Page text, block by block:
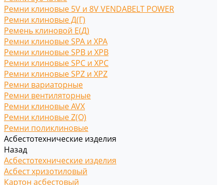
Ремни клиновые 5V и 8V VENDABELT POWER
Ремни клиновые Д(Г)
Ремень клиновой Е(Д)
Ремни клиновые SPA и XPA
Ремни клиновые SPB и XPB
Ремни клиновые SPC и XPC
Ремни клиновые SPZ и XPZ
Ремни вариаторные
Ремни вентиляторные
Ремни клиновые AVX
Ремни клиновые Z(O)
Ремни поликлиновые
Асбестотехнические изделия
Назад
Асбестотехнические изделия
Асбест хризотиловый
Картон асбестовый